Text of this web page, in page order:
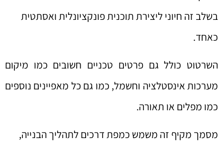
בשלב זה חיוני ליצירת תוכנית פונקציונלית ואסתטית
כאחד.
השרטוט כולל גם פרטים טכניים חשובים כמו מיקום
מערכות אינסטלציה וחשמל, כמו גם כל מאפיינים נוספים
כמו מפלים או תאורה.
מסמך מקיף זה משמש כמפת דרכים לתהליך הבנייה,